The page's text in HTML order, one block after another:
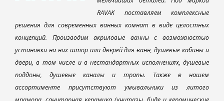
RAVAK поставляем комплексные
решения для современных ванных комнат в виде целостных
концепций. Производим акриловые ванны с возможностью
установки на них штор или дверей для ванн, душевые кабины и
двери, в том числе и в нестандартных исполнениях, душевые
поддоны, душевые каналы и трапы. Также в нашем
ассортименте присутствуют умывальники из литого